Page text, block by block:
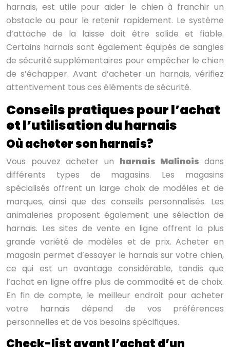
harnais, est utile pour aider le chien à franchir un
obstacle ou pour le retenir rapidement. Le système
d’attache de la laisse doit être solide et fiable.
Certains harnais sont également équipés de sangles
de sécurité supplémentaires pour empêcher le chien
de s’échapper. Avant d’acheter un harnais, vérifiez
attentivement tous ces éléments de sécurité.
Conseils pratiques pour l’achat
et l’utilisation du harnais
Où acheter son harnais?
Vous pouvez acheter un harnais Malinoisdans
différents types de magasins. Les magasins
spécialisés offrent un large choix de modèles et de
marques, ainsi que des conseils personnalisés. Les
animaleries proposent également une sélection de
harnais. Les sites de vente en ligne offrent la plus
grande variété de modèles et de prix. Acheter en
magasin permet d’essayer le harnais sur votre chien,
ce qui est un avantage considérable, tandis que
l’achat en ligne offre plus de commodité et de choix.
En fin de compte, le meilleur endroit pour acheter
votre harnais dépend de vos préférences
personnelles et de vos besoins spécifiques.
Check-list avant l’achat d’un